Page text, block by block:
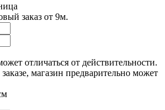
заказ от 9м.
отличаться от действительности.
магазин предварительно может